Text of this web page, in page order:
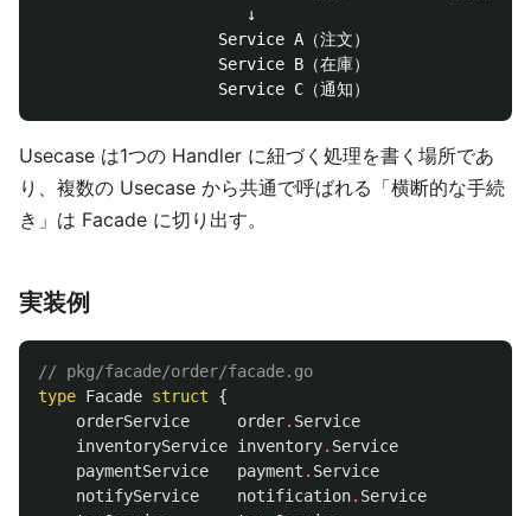
                      ↓
                   Service A（注文）
                   Service B（在庫）
Usecase は1つの Handler に紐づく処理を書く場所であ
り、複数の Usecase から共通で呼ばれる「横断的な手続
き」は Facade に切り出す。
実装例
// pkg/facade/order/facade.go
type Facade struct
{
orderService
order. Service
inventoryService inventory. Service
paymentService
payment . Service
notifyService
notification. Service